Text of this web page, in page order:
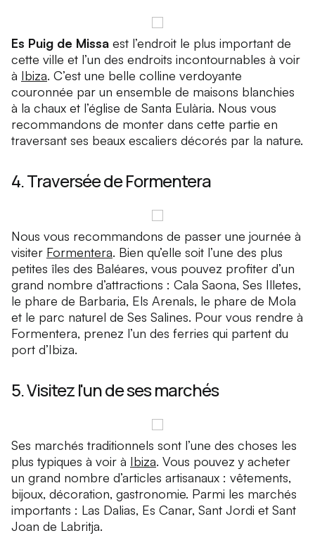
Es Puig de Missa est l’endroit le plus important de
cette ville et l’un des endroits incontournables à voir
à Ibiza. C’est une belle colline verdoyante
couronnée par un ensemble de maisons blanchies
à la chaux et l’église de Santa Eulària. Nous vous
recommandons de monter dans cette partie en
traversant ses beaux escaliers décorés par la nature.
4. Traversée de Formentera
Nous vous recommandons de passer une journée à
visiter Formentera. Bien qu’elle soit l’une des plus
petites îles des Baléares, vous pouvez profiter d’un
grand nombre d’attractions : Cala Saona, Ses Illetes,
le phare de Barbaria, Els Arenals, le phare de Mola
et le parc naturel de Ses Salines. Pour vous rendre à
Formentera, prenez l’un des ferries qui partent du
port d’Ibiza.
5. Visitez l'un de ses marchés
Ses marchés traditionnels sont l’une des choses les
plus typiques à voir à Ibiza. Vous pouvez y acheter
un grand nombre d’articles artisanaux : vêtements,
bijoux, décoration, gastronomie. Parmi les marchés
importants : Las Dalias, Es Canar, Sant Jordi et Sant
Joan de Labritja.